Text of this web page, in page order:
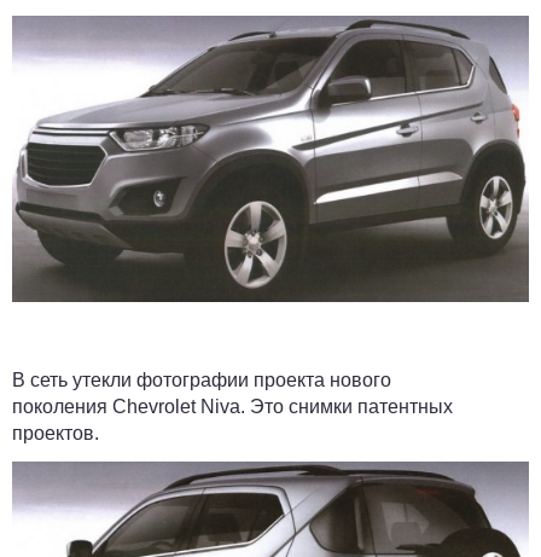
В сеть утекли фотографии проекта нового
поколения Chevrolet Niva. Это снимки патентных
проектов.